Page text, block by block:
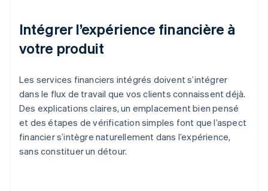
Intégrer l’expérience financière à
votre produit
Les services financiers intégrés doivent s’intégrer
dans le flux de travail que vos clients connaissent déjà.
Des explications claires, un emplacement bien pensé
et des étapes de vérification simples font que l’aspect
financier s’intègre naturellement dans l’expérience,
sans constituer un détour.